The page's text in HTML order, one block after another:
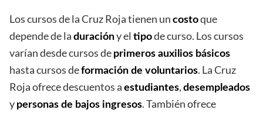
Los cursos de la Cruz Roja tienen un costoque
depende de la duracióny el tipode curso. Los cursos
varían desde cursos de primeros auxilios básicos
hasta cursos deformación de voluntarios. La Cruz
Roja ofrece descuentos a estudiantes, desempleados
y personas de bajos ingresos. También ofrece